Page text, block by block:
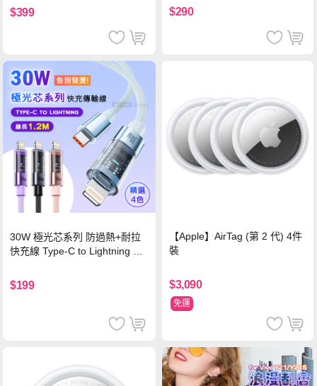
$399 $290
30W 極光芯系列 防過熱+耐拉
快充線 Type-C to Lightning 傳
$199
【Apple】AirTag (第 2 代) 4件
裝
$3,090
免運